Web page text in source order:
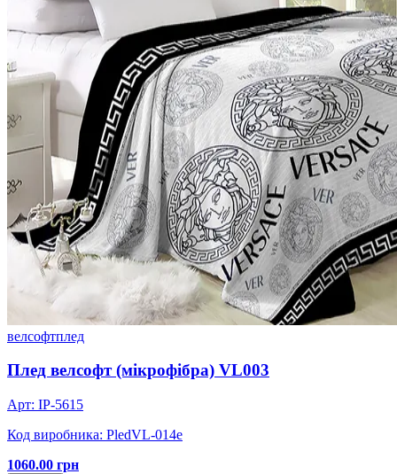
велсофтплед
Плед велсофт (мікрофібра) VL003
Арт: IP-5615
Код виробника: PledVL-014e
1060.00 грн